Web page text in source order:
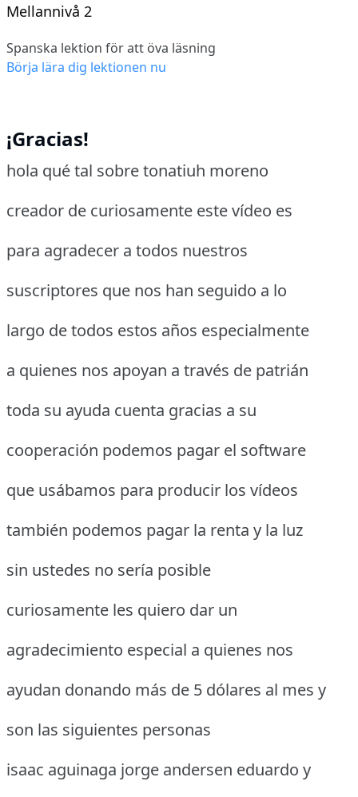
Mellannivå 2
Spanska lektion för att öva läsning
Börja lära dig lektionen nu
¡Gracias!
hola qué tal sobre tonatiuh moreno
creador de curiosamente este vídeo es
para agradecer a todos nuestros
suscriptores que nos han seguido a lo
largo de todos estos años especialmente
a quienes nos apoyan a través de patrián
toda su ayuda cuenta gracias a su
cooperación podemos pagar el software
que usábamos para producir los vídeos
también podemos pagar la renta y la luz
sin ustedes no sería posible
curiosamente les quiero dar un
agradecimiento especial a quienes nos
ayudan donando más de 5 dólares al mes y
son las siguientes personas
isaac aguinaga jorge andersen eduardo y